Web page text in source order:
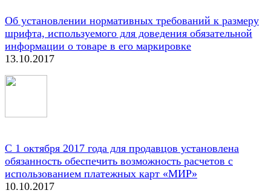
Об установлении нормативных требований к размеру
шрифта, используемого для доведения обязательной
информации о товаре в его маркировке
13.10.2017
C 1 октября 2017 года для продавцов установлена
обязанность обеспечить возможность расчетов с
использованием платежных карт «МИР»
10.10.2017